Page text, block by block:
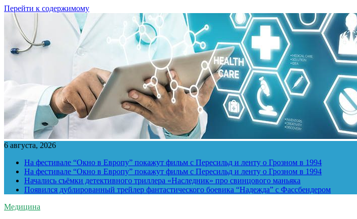
Перейти к содержимому
6 августа, 2026
На фестивале “Окно в Европу” покажут фильм с Пересильд и ленту о Грозном в 1994
На фестивале “Окно в Европу” покажут фильм с Пересильд и ленту о Грозном в 1994
Начались съёмки детективного триллера «Наследник» про свинцового маньяка
Появился дублированный трейлер фантастического боевика “Надежда” с Фассбендером
Медицина